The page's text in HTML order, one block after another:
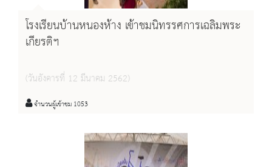
โรงเรียนบ้านหนองห้าง เข้าชมนิทรรศการเฉลิมพระ
เกียรติฯ
(วันอังคารที่ 12 มีนาคม 2562)
จำนวนผู้เข้าชม 1053